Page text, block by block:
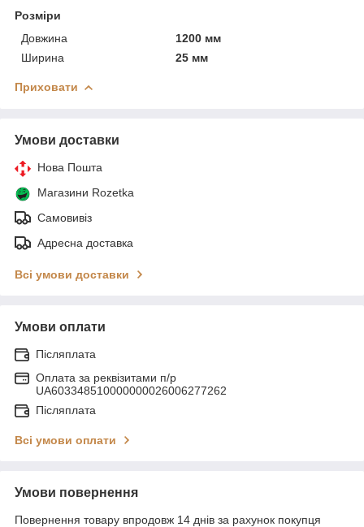
Розміри
Довжина
1200 мм
Ширина
25 мм
Приховати
Умови доставки
Нова Пошта
Магазини Rozetka
Самовивіз
Адресна доставка
Всі умови доставки
Умови оплати
Післяплата
Оплата за реквізитами п/р
UA603348510000000026006277262
Післяплата
Всі умови оплати
Умови повернення
Повернення товару впродовж 14 днів за рахунок покупця